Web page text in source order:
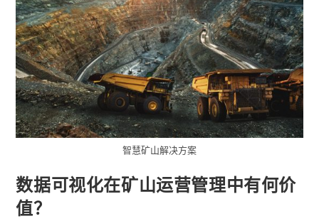
智慧矿山解决方案
数据可视化在矿山运营管理中有何价
值？